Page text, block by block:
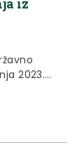
iz
2023.